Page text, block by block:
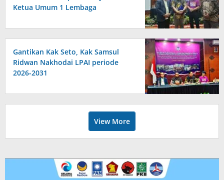
Ketua Umum 1 Lembaga
Gantikan Kak Seto, Kak Samsul
Ridwan Nakhodai LPAI periode
2026-2031
View More